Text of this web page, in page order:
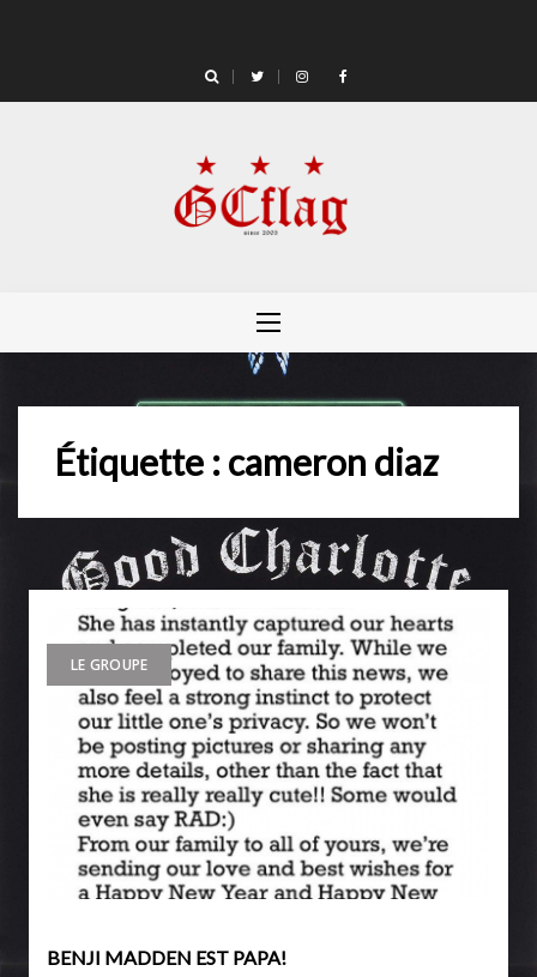
Étiquette :cameron diaz
LE GROUPE
BENJI MADDEN EST PAPA!